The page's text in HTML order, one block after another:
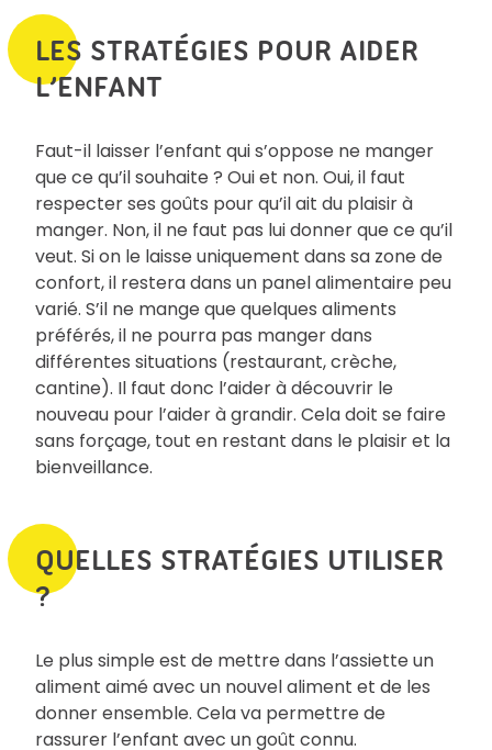
LES STRATÉGIES POUR AIDER
L’ENFANT
Faut-il laisser l’enfant qui s’oppose ne manger
que ce qu’il souhaite ? Oui et non. Oui, il faut
respecter ses goûts pour qu’il ait du plaisir à
manger. Non, il ne faut pas lui donner que ce qu’il
veut. Si on le laisse uniquement dans sa zone de
confort, il restera dans un panel alimentaire peu
varié. S’il ne mange que quelques aliments
préférés, il ne pourra pas manger dans
différentes situations (restaurant, crèche,
cantine). Il faut donc l’aider à découvrir le
nouveau pour l’aider à grandir. Cela doit se faire
sans forçage, tout en restant dans le plaisir et la
bienveillance.
QUELLES STRATÉGIES UTILISER
?
Le plus simple est de mettre dans l’assiette un
aliment aimé avec un nouvel aliment et de les
donner ensemble. Cela va permettre de
rassurer l’enfant avec un goût connu.